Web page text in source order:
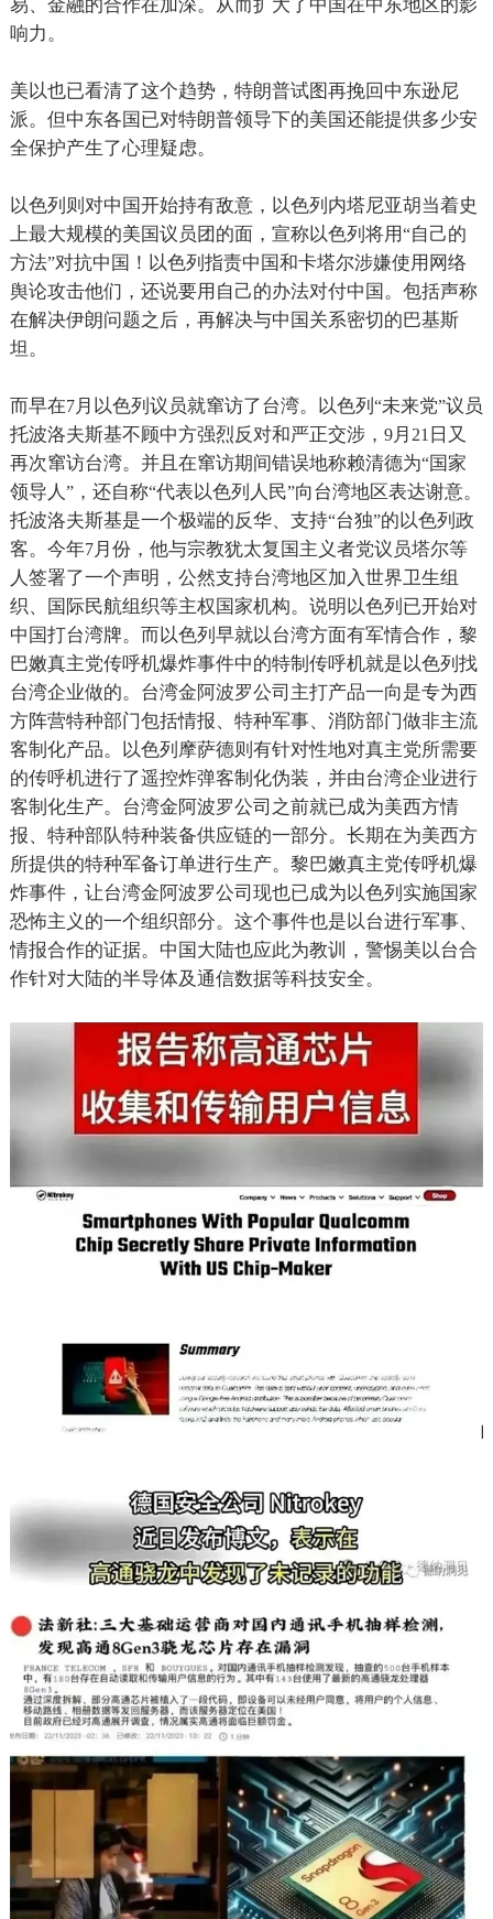
易、金融的合作在加深。从而扩大了中国在中东地区的影
响力。
美以也已看清了这个趋势，特朗普试图再挽回中东逊尼
派。但中东各国已对特朗普领导下的美国还能提供多少安
全保护产生了心理疑虑。
以色列则对中国开始持有敌意，以色列内塔尼亚胡当着史
上最大规模的美国议员团的面，宣称以色列将用“自己的
方法”对抗中国！以色列指责中国和卡塔尔涉嫌使用网络
舆论攻击他们，还说要用自己的办法对付中国。包括声称
在解决伊朗问题之后，再解决与中国关系密切的巴基斯
坦。
而早在7月以色列议员就窜访了台湾。以色列 “未来党”议员
托波洛夫斯基不顾中方强烈反对和严正交涉， 9月 21 日又
再次窜访台湾。并且在窜访期间错误地称赖清德为“国家
领导人”，还自称“代表以色列人民”向台湾地区表达谢意。
托波洛夫斯基是一个极端的反华、支持“台独”的以色列政
客。今年7月份，他与宗教犹太复国主义者党议员塔尔等
人签署了一个声明，公然支持台湾地区加入世界卫生组
织、国际民航组织等主权国家机构。说明以色列已开始对
中国打台湾牌。而以色列早就以台湾方面有军情合作，黎
巴嫩真主党传呼机爆炸事件中的特制传呼机就是以色列找
台湾企业做的。台湾金阿波罗公司主打产品一向是专为西
方阵营特种部门包括情报、特种军事、消防部门做非主流
客制化产品。以色列摩萨德则有针对性地对真主党所需要
的传呼机进行了遥控炸弹客制化伪装，并由台湾企业进行
客制化生产。台湾金阿波罗公司之前就已成为美西方情
报、特种部队特种装备供应链的一部分。长期在为美西方
所提供的特种军备订单进行生产。黎巴嫩真主党传呼机爆
炸事件，让台湾金阿波罗公司现也已成为以色列实施国家
恐怖主义的一个组织部分。这个事件也是以台进行军事、
情报合作的证据。中国大陆也应此为教训，警惕美以台合
作针对大陆的半导体及通信数据等科技安全。